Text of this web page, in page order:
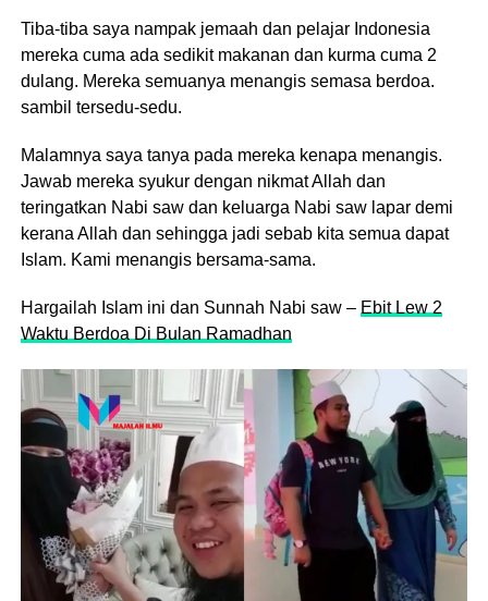
Tiba-tiba saya nampak jemaah dan pelajar Indonesia
mereka cuma ada sedikit makanan dan kurma cuma 2
dulang. Mereka semuanya menangis semasa berdoa.
sambil tersedu-sedu.
Malamnya saya tanya pada mereka kenapa menangis.
Jawab mereka syukur dengan nikmat Allah dan
teringatkan Nabi saw dan keluarga Nabi saw lapar demi
kerana Allah dan sehingga jadi sebab kita semua dapat
Islam. Kami menangis bersama-sama.
Hargailah Islam ini dan Sunnah Nabi saw – Ebit Lew 2
Waktu Berdoa Di Bulan Ramadhan